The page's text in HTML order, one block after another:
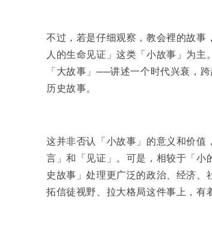
不过，若是仔细观察，教会裡的故事
人的生命见证」这类「小故事」为主
「大故事」──讲述一个时代兴衰，
历史故事。
这并非否认「小故事」的意义和价值
言」和「见证」。可是，相较于「小
史故事」处理更广泛的政治、经济、
拓信徒视野、拉大格局这件事上，有